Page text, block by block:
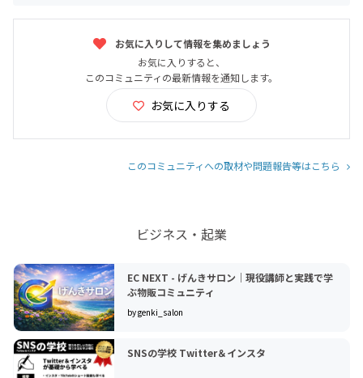
お気に入りして情報を集めましょう
お気に入りすると、
このコミュニティの最新情報を通知します。
お気に入りする
このコミュニティへの取材や問題報告等はこちら
ビジネス・起業
EC NEXT - げんきサロン｜現役講師と実践で学
ぶ物販コミュニティ
by genki_salon
SNSの学校 Twitter＆インスタ